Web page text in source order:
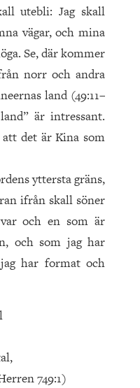
utebli: Jag skall
vägar, och mina
Se, där kommer
norr och andra
land (49:11–
är intressant.
det är Kina som
yttersta gräns,
ifrån skall söner
och en som är
och som jag har
har format och
749:1)